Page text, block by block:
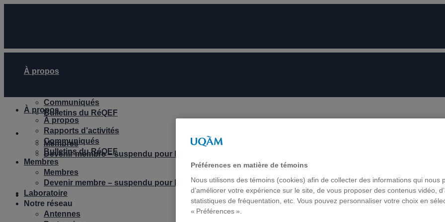
À propos
Communiqués
Bulletins du RéQEF
Membres
Membres
Devenir membre – suspendu pour le moment
Laboratoire
À propos
À propos
Rapports d’activités
Communiqués
Bulletins du RéQEF
Membres
Membres
Devenir membre – suspendu pour le moment
Laboratoire
Notre réseau
Antennes
Préférences en matière de témoins
Nous utilisons des témoins (cookies) afin de collecter des informations qui nous
d’améliorer votre expérience sur le site, de vous proposer des contenus vidéo,
statistiques de fréquentation, etc. Vous pouvez personnaliser votre choix en
« Préférences ».